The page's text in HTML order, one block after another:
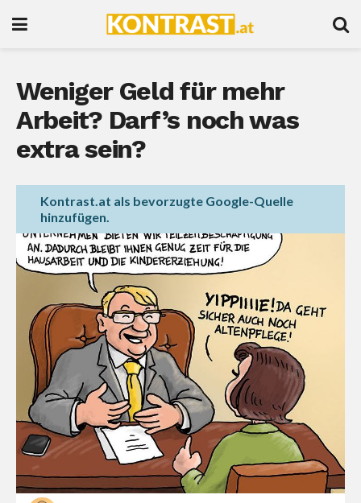
Weniger Geld für mehr
Arbeit? Darf’s noch was
extra sein?
Kontrast.at als bevorzugte Google-Quelle
hinzufügen.